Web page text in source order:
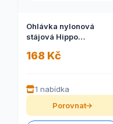
Ohlávka nylonová
stájová Hippo
168 Kč
1 nabídka
Porovnat